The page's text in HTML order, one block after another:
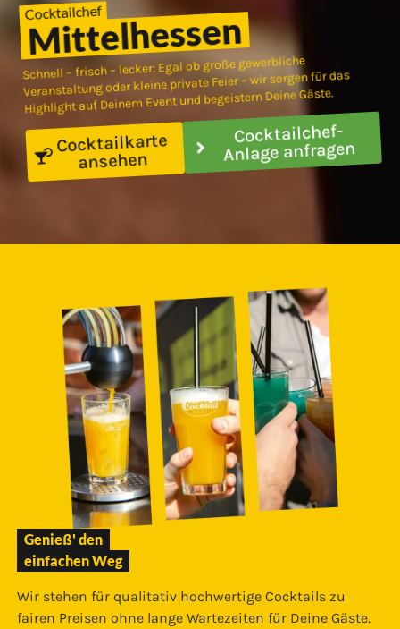
Cocktailchef
Mittelhessen
Schnell – frisch – lecker: Egal ob große gewerbliche
Veranstaltung oder kleine private Feier – wir sorgen für das
Highlight auf Deinem Event und begeistern Deine Gäste.
Cocktailkarte
ansehen
Cocktailchef-
Anlage anfragen
Genieß' den
einfachen Weg
Wir stehen für qualitativ hochwertige Cocktails zu
fairen Preisen ohne lange Wartezeiten für Deine Gäste.